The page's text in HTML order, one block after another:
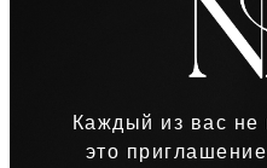
Каждый из вас не
это